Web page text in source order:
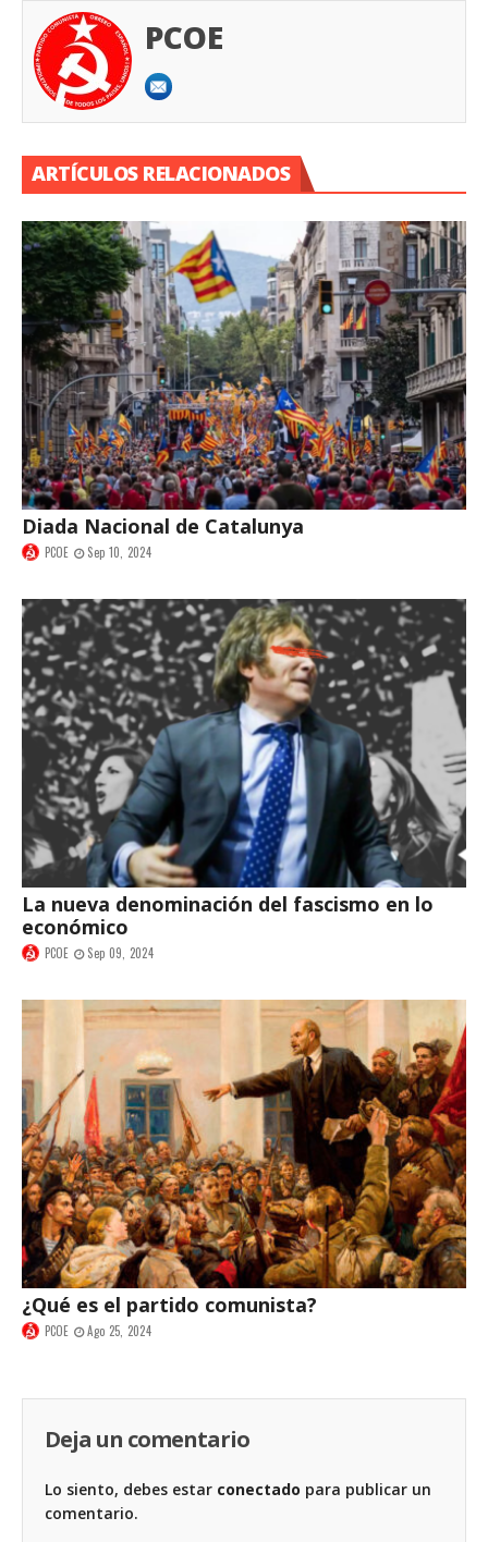
PCOE
ARTÍCULOS RELACIONADOS
Diada Nacional de Catalunya
PCOE Sep 10, 2024
La nueva denominación del fascismo en lo
económico
PCOE Sep 09, 2024
¿Qué es el partido comunista?
PCOE Ago 25, 2024
Deja un comentario
Lo siento, debes estar conectado para publicar un
comentario.